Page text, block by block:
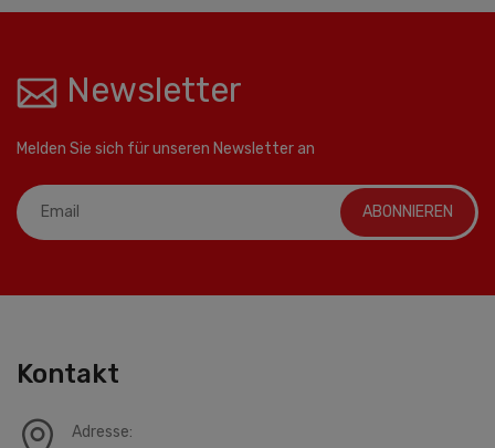
Newsletter
Melden Sie sich für unseren Newsletter an
ABONNIEREN
Kontakt
Adresse: